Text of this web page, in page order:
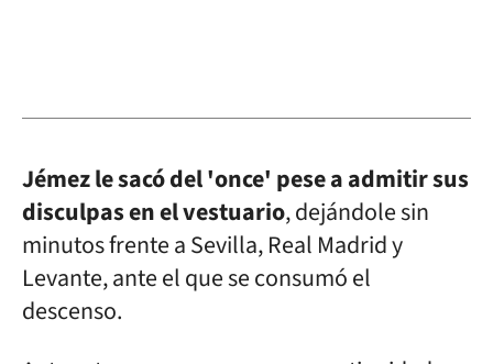
Jémez le sacó del 'once' pese a admitir sus
disculpas en el vestuario, dejándole sin
minutos frente a Sevilla, Real Madrid y
Levante, ante el que se consumó el
descenso.